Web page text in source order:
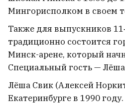
Мингорисполком в своем
Также для выпускников
традиционно состоится
Минск-арене, который
Специальный гость —
Лёша Свик (Алексей
Екатеринбурге в 1990
отличается от мужского и
Дроны подожгли
НПЗ
6